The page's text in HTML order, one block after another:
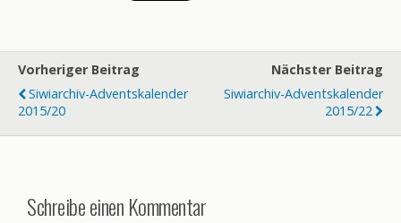
Vorheriger Beitrag
Siwiarchiv-Adventskalender
2015/20
Nächster Beitrag
Siwiarchiv-Adventskalender
2015/22
Schreibe einen Kommentar